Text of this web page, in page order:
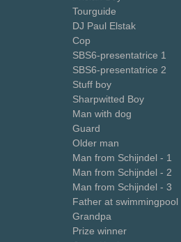
Tourguide
DJ Paul Elstak
Cop
SBS6-presentatrice 1
SBS6-presentatrice 2
Stuff boy
Sharpwitted Boy
Man with dog
Guard
Older man
Man from Schijndel - 1
Man from Schijndel - 2
Man from Schijndel - 3
Father at swimmingpool
Grandpa
Prize winner